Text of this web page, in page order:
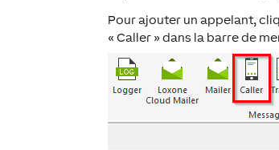
Pour ajouter un appelant,
« Caller » dans la barre de